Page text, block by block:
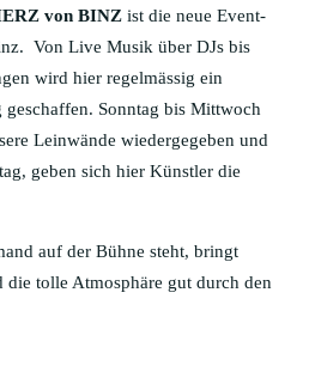
von BINZ ist die neue Event-
Von Live Musik über DJs bis
wird hier regelmässig ein
Sonntag bis Mittwoch
Leinwände wiedergegeben und
geben sich hier Künstler die
auf der Bühne steht, bringt
die tolle Atmosphäre gut durch den